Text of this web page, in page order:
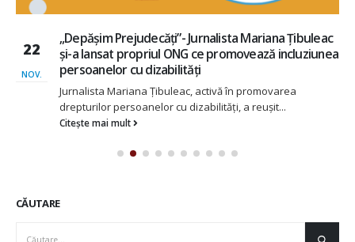
22
NOV.
„Depășim Prejudecăți”- Jurnalista Mariana Țibuleac
și-a lansat propriul ONG ce promovează incluziunea
persoanelor cu dizabilități
Jurnalista Mariana Țibuleac, activă în promovarea
drepturilor persoanelor cu dizabilități, a reușit...
Citește mai mult
CĂUTARE